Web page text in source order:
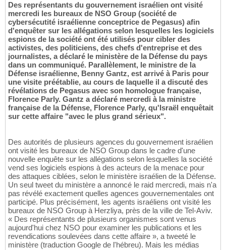
Des représentants du gouvernement israélien ont visité
mercredi les bureaux de NSO Group (société de
cybersécutité israélienne conceptrice de Pegasus) afin
d'enquêter sur les allégations selon lesquelles les logiciels
espions de la société ont été utilisés pour cibler des
activistes, des politiciens, des chefs d'entreprise et des
journalistes, a déclaré le ministère de la Défense du pays
dans un communiqué. Parallèlement, le ministre de la
Défense israélienne, Benny Gantz, est arrivé à Paris pour
une visite préétablie, au cours de laquelle il a discuté des
révélations de Pegasus avec son homologue française,
Florence Parly. Gantz a déclaré mercredi à la ministre
française de la Défense, Florence Parly, qu'Israël enquêtait
sur cette affaire "avec le plus grand sérieux".
Des autorités de plusieurs agences du gouvernement israélien
ont visité les bureaux de NSO Group dans le cadre d'une
nouvelle enquête sur les allégations selon lesquelles la société
vend ses logiciels espions à des acteurs de la menace pour
des attaques ciblées, selon le ministère israélien de la Défense.
Un seul tweet du ministère a annoncé le raid mercredi, mais n'a
pas révélé exactement quelles agences gouvernementales ont
participé. Plus précisément, les agents israéliens ont visité les
bureaux de NSO Group à Herzliya, près de la ville de Tel-Aviv.
« Des représentants de plusieurs organismes sont venus
aujourd'hui chez NSO pour examiner les publications et les
revendications soulevées dans cette affaire », a tweeté le
ministère (traduction Google de l'hébreu). Mais les médias